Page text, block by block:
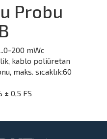
Probu
200 mWc
kablo poliüretan
maks. sıcaklık:60
± 0,5 FS